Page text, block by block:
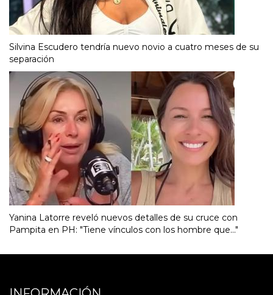
Silvina Escudero tendría nuevo novio a cuatro meses de su
separación
Yanina Latorre reveló nuevos detalles de su cruce con
Pampita en PH: "Tiene vínculos con los hombre que..."